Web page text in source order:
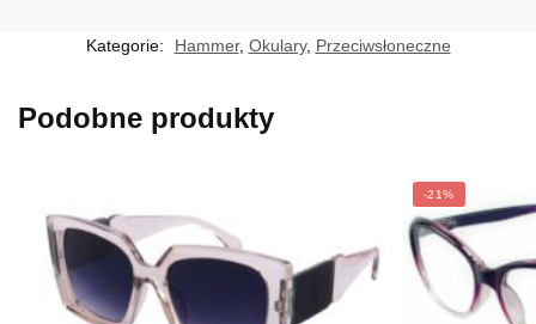
Kategorie: Hammer, Okulary, Przeciwsłoneczne
Podobne produkty
-21%